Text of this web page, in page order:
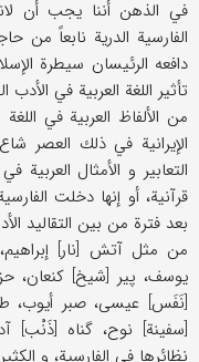
في الذهن أننا يجب أن
الفارسية الدرية نابعاً من
دافعه الرئيسان سيطرة
تأثير اللغة العربية في
من الألفاظ العربية في
الإيرانية في ذلك العصر
التعابير و الأمثال
قرآنية، أو إنها دخلت
بعد فترة من بين التقاليد
من مثل آتش [نار]
يوسف، پير [شيخ] كنعان،
[نَفَس] عيسى، صبر أيوب،
[سفينة] نوح، گناه
نظائرها في الفارسية، و